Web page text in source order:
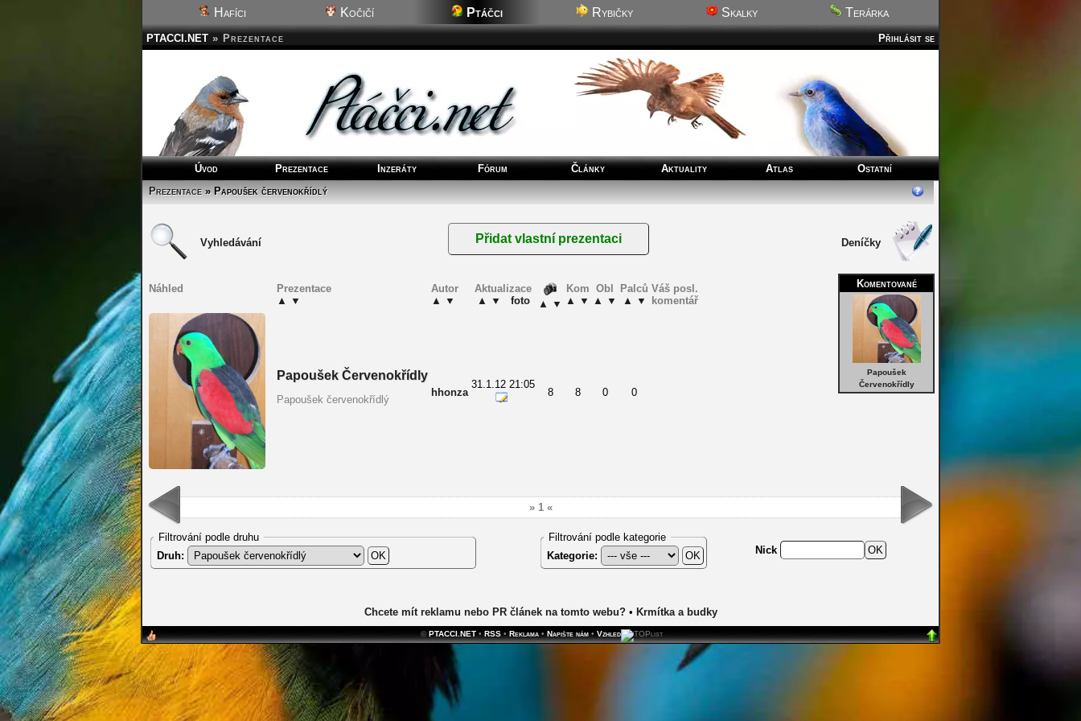
Hafíci Kočičí Ptáčci Rybičky Skalky Terárka
Přihlásit se
PTACCI.NET » Prezentace
Úvod Prezentace Inzeráty Fórum Články Aktuality Atlas
Ostatní
Prezentace» Papoušek červenokřídlý
Vyhledávání Deníčky
Komentované
Papoušek
Červenokřídly
Náhled
Prezentace
▲ ▼
Autor
▲ ▼
Aktualizace
▲ ▼ foto ▲ ▼
Kom
▲ ▼
Obl
▲ ▼
Palců
▲ ▼
Váš posl.
komentář
Papoušek Červenokřídly
Papoušek červenokřídlý
hhonza
31.1.12 21:05
8 8 0 0
» 1 «
Filtrování podle druhu
Druh:
Filtrování podle kategorie
Kategorie:
Nick
Chcete mít reklamu nebo PR článek na tomto webu?• Krmítka a budky
©PTACCI.NET • RSS • Reklama • Napište nám • Vzhled